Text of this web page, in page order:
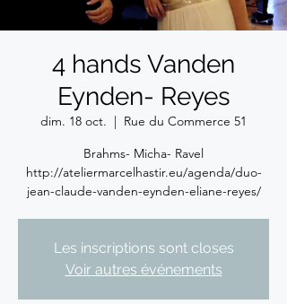
4 hands Vanden
Eynden- Reyes
dim. 18 oct.
  |
Rue du Commerce 51
Brahms- Micha- Ravel
http://ateliermarcelhastir.eu/agenda/duo-
jean-claude-vanden-eynden-eliane-reyes/
Les inscriptions sont closes
Voir autres événements